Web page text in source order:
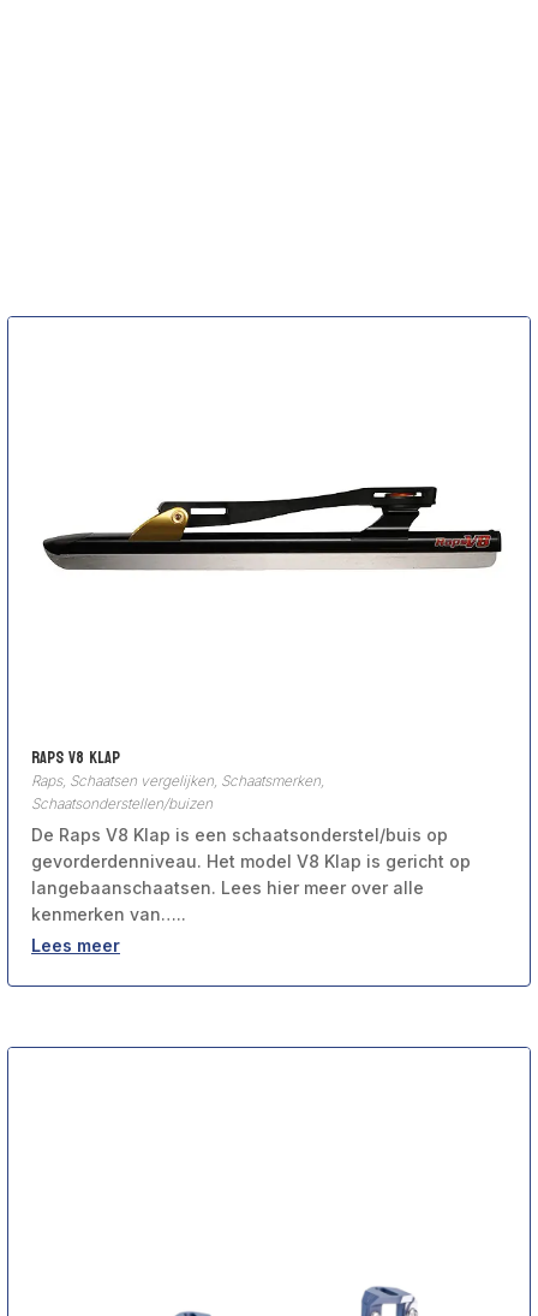
Raps V8 Klap
Raps, Schaatsen vergelijken, Schaatsmerken,
Schaatsonderstellen/buizen
De Raps V8 Klap is een schaatsonderstel/buis op
gevorderdenniveau. Het model V8 Klap is gericht op
langebaanschaatsen. Lees hier meer over alle
kenmerken van…..
Lees meer